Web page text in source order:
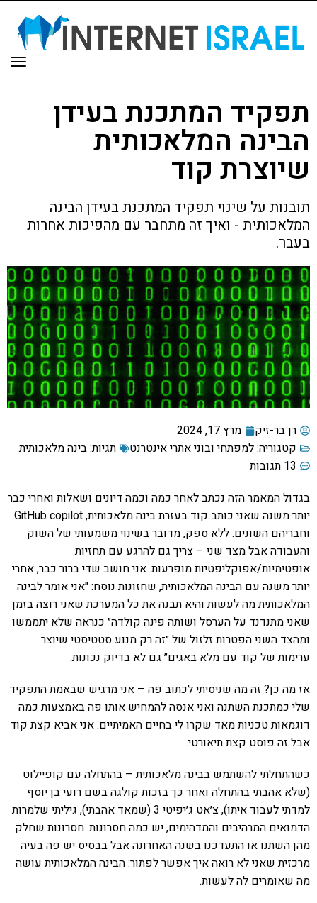
תפקיד המתכנת בעידן
הבינה המלאכותית
שיוצרת קוד
תובנות על שינוי תפקיד המתכנת בעידן הבינה
המלאכותית - ואיך זה מתחבר עם מהפיכות אחרות
בעבר.
רן בר-זיק
מרץ 17, 2024
קטגוריה:למפתחי ובוני אתרי אינטרנט תגיות:בינה מלאכותית
13 תגובות
בגדול המאמר הזה נכתב לאחר כמה וכמה דיונים ושאלות ואחרי כבר
יותר משנה שאני כותב קוד בעזרת בינה מלאכותית, GitHub copilot
וחבריהם השונים. ללא ספק, מדובר בשינוי משמעותי של השוק
והעבודה אבל מצד שני – צריך גם להרגע עם תחזיות
אופטימיות/אפוקליפטיות מופרעות. אני חושב שדי ברור כבר, אחרי
יותר משנה עם הבינה המלאכותית, שחזונות נוסח: ״אני אומר לבינה
המלאכותית מה לעשות והיא תבנה את כל המערכת שאני רוצה בזמן
שאני מתנדנד על הערסל ושותה פינה קולדה״ כנראה שלא יתממשו
ומהצד השני הפטרות זלזול של ״זה רק מנוע סטטיסטי שיוצר
ערימות של קוד עם מלא באגים״ גם לא בדיוק נכונות.
אז מה כן? זה מה שניסיתי לכתוב פה – אני מרגיש שבאמת התפקיד
שלי כמתכנת השתנה ואני אנסה להמחיש אותו פה באמצעות כמה
דוגמאות טכניות מאד שקרו לי בחיים האמיתיים. אני אביא קצת קוד
אבל זה פוסט קצת תיאורטי.
כשהתחלתי להשתמש בבינה מלאכותית – בהתחלה עם קופיילוט
(שלא אהבתי בהתחלה ואחר כך בזכות קולגה בשם רועי בן יוסף
למדתי לעבוד איתו), צ׳אט ג׳יפיטי 3 (שמאד אהבתי), גיליתי שלמרות
הדמואים המרהיבים והמדהימים, יש כמה חסרונות. חסרונות שחלק
מהן השתנו או התעדכנו בשנה האחרונה אבל בבסיס יש פה בעיה
מרכזית שאני לא רואה איך אפשר לפתור: הבינה המלאכותית עושה
מה שאומרים לה לעשות.